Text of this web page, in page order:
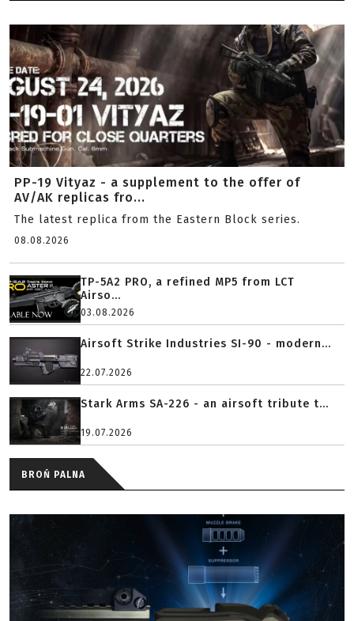
PP-19 Vityaz - a supplement to the offer of
AV/AK replicas fro...
The latest replica from the Eastern Block series.
08.08.2026
TP-5A2 PRO, a refined MP5 from LCT
Airso...
03.08.2026
Airsoft Strike Industries SI-90 - modern...
22.07.2026
Stark Arms SA-226 - an airsoft tribute t...
19.07.2026
BROŃ PALNA